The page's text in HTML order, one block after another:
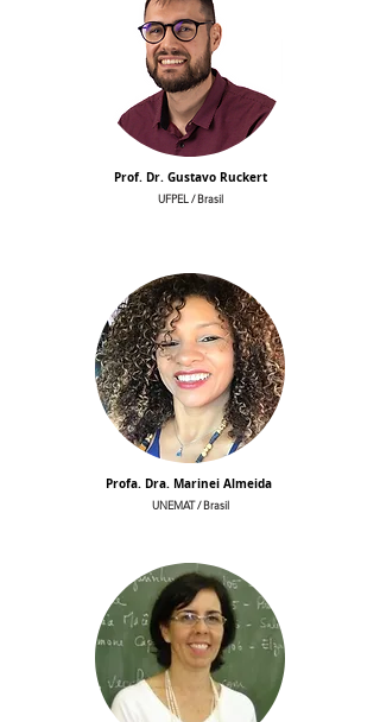
Prof. Dr. Gustavo Ruckert
UFPEL / Brasil
Profa. Dra. Marinei Almeida
UNEMAT / Brasil